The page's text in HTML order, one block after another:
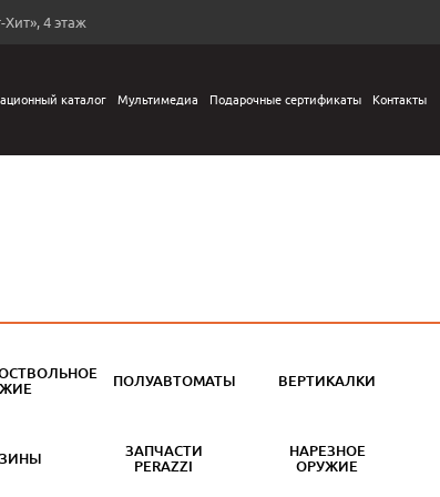
4 этаж
каталог Мультимедиа Подарочные сертификаты Контакты
ПОЛУАВТОМАТЫ ВЕРТИКАЛКИ
ЗАПЧАСТИ
PERAZZI
НАРЕЗНОЕ
ОРУЖИЕ